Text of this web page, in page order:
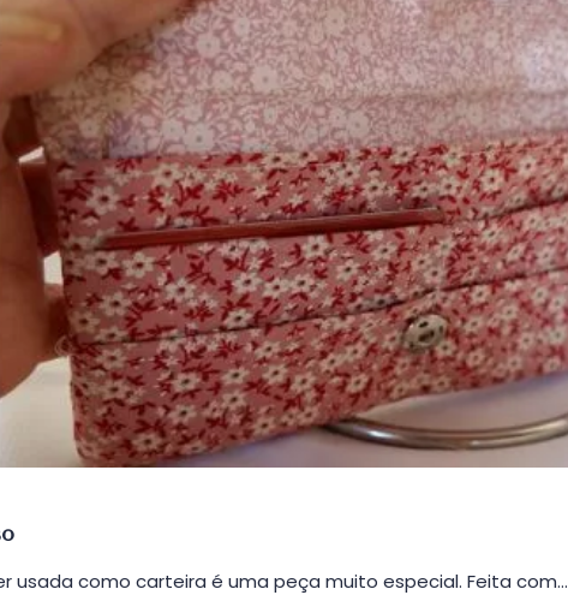
usada como carteira é uma peça muito especial. Feita com…